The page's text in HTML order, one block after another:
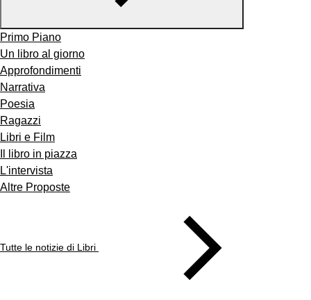
Primo Piano
Un libro al giorno
Approfondimenti
Narrativa
Poesia
Ragazzi
Libri e Film
Il libro in piazza
L'intervista
Altre Proposte
Tutte le notizie di Libri